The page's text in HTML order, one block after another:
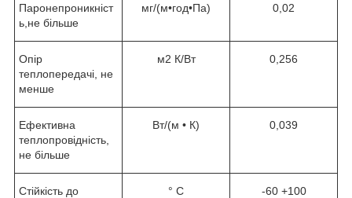
Паронепроникніст
ь,не більше
мг/(м•год•Па) 0,02
Опір
теплопередачі, не
менше
м2 К/Вт 0,256
Ефективна
теплопровідність,
не більше
Вт/(м • К) 0,039
Стійкість до
° C -60 +100